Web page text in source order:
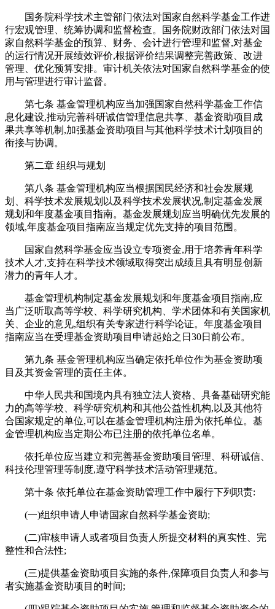
国务院科学技术主管部门依法对国家自然科学基金工作进
行宏观管理、统筹协调和监督检查。国务院财政部门依法对国
家自然科学基金的预算、财务、会计进行管理和监督,对基金
的运行情况开展绩效评价,根据评价结果调整完善政策、改进
管理、优化预算安排。审计机关依法对国家自然科学基金的使
用与管理进行审计监督。
第七条 基金管理机构应当加强国家自然科学基金工作信
息化建设,推动完善科研诚信管理信息共享、基金资助项目成
果共享等机制,加强基金资助项目与其他科学技术计划项目的
衔接与协调。
第二章 组织与规划
第八条 基金管理机构应当根据国民经济和社会发展规
划、科学技术发展规划以及科学技术发展状况,制定基金发展
规划和年度基金项目指南。基金发展规划应当明确优先发展的
领域,年度基金项目指南应当规定优先支持的项目范围。
国家自然科学基金应当设立专项资金,用于培养青年科学
技术人才,支持在科学技术领域取得突出成绩且具有明显创新
潜力的青年人才。
基金管理机构制定基金发展规划和年度基金项目指南,应
当广泛听取高等学校、科学研究机构、学术团体和有关国家机
关、企业的意见,组织有关专家进行科学论证。年度基金项目
指南应当在受理基金资助项目申请起始之日30日前公布。
第九条 基金管理机构应当确定依托单位作为基金资助项
目及其资金管理的责任主体。
中华人民共和国境内具有独立法人资格、具备基础研究能
力的高等学校、科学研究机构和其他公益性机构,以及其他符
合国家规定的单位,可以在基金管理机构注册为依托单位。基
金管理机构应当定期公布已注册的依托单位名单。
依托单位应当建立和完善基金资助项目管理、科研诚信、
科技伦理管理等制度,遵守科学技术活动管理规范。
第十条 依托单位在基金资助管理工作中履行下列职责:
(一)组织申请人申请国家自然科学基金资助;
(二)审核申请人或者项目负责人所提交材料的真实性、完
整性和合法性;
(三)提供基金资助项目实施的条件,保障项目负责人和参与
者实施基金资助项目的时间;